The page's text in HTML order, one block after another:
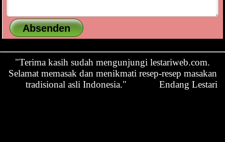
"Terima kasih sudah mengunjungi lestariweb.com.
Selamat memasak dan menikmati resep-resep masakan
tradisional asli Indonesia."
Endang Lestari